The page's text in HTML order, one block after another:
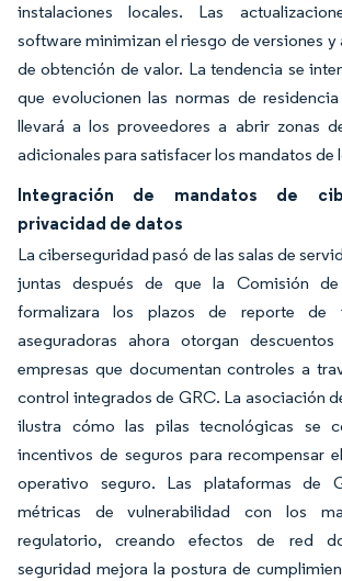
instalaciones locales. Las
software minimizan el riesgo de versiones y
de obtención de valor. La tendencia se
que evolucionen las normas de
llevará a los proveedores a abrir zonas
adicionales para satisfacer los mandatos de
Integración de mandatos de
privacidad de datos
La ciberseguridad pasó de las salas de
juntas después de que la Comisión
formalizara los plazos de reporte de
aseguradoras ahora otorgan
empresas que documentan controles a
control integrados de GRC. La asociación
ilustra cómo las pilas tecnológicas se
incentivos de seguros para recompensar
operativo seguro. Las plataformas de
métricas de vulnerabilidad con los
regulatorio, creando efectos de red
seguridad mejora la postura de